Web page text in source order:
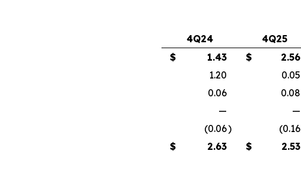
4Q24 4Q25
$ 1.43 $ 2.56
1.20 0.05
0.06 0.08
— —
(0.06) (0.16
$ 2.63 $ 2.53